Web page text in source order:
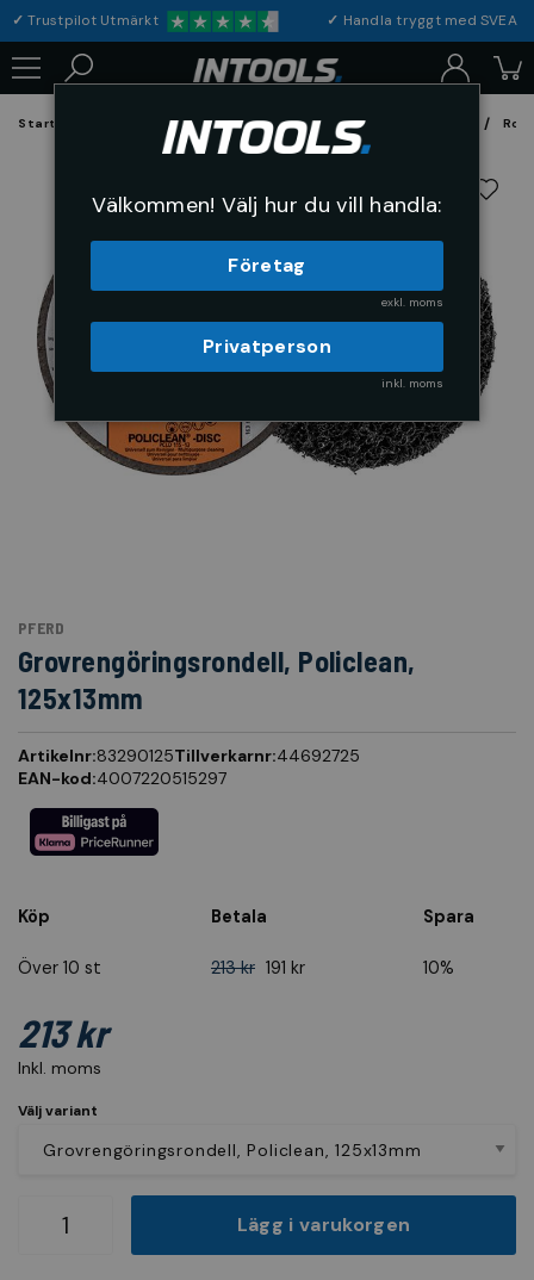
✓Trustpilot Utmärkt ✓ Handla tryggt med
Startsida Förbrukning & Maskintillbehör Fil, Slip och Borstar
PFERD
Grovrengöringsrondell, Policlean,
125x13mm
Artikelnr:83290125Tillverkarnr:44692725
EAN-kod:4007220515297
Köp Betala Spara
Över 10 st 213 kr 191 kr 10%
Inkl. moms
213 kr
Välj variant
Lägg i varukorgen
Välkommen! Välj hur du vill handla:
Företag
exkl. moms
Privatperson
inkl. moms